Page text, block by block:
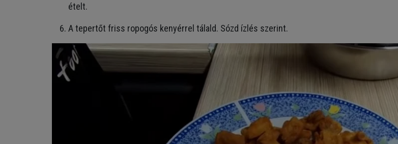
ételt.
A tepertőt friss ropogós kenyérrel tálald. Sózd ízlés szerint.